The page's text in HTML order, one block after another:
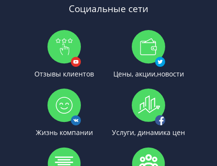
Социальные сети
Отзывы клиентов Цены, акции,новости
Жизнь компании Услуги, динамика цен